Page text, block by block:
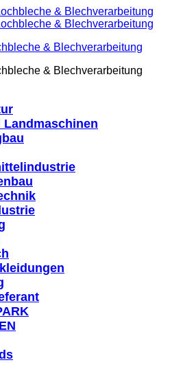
& Blechverarbeitung
& Blechverarbeitung
Landmaschinen